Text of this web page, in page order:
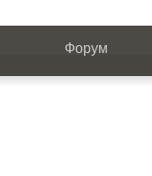
Форум